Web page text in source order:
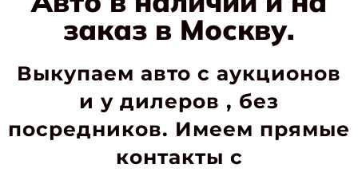
заказ в Москву.
Выкупаем авто с аукционов
и у дилеров , без
посредников. Имеем прямые
контакты с